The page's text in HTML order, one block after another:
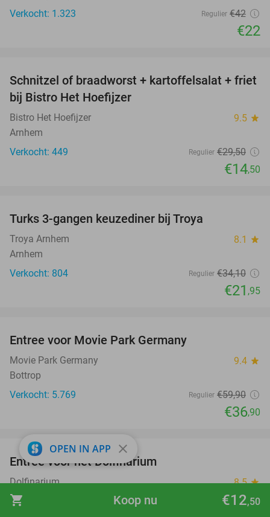
shopping_cart €12,50
Koop nu
Verkocht: 1.323
Regulier €42
€22
51%
Schnitzel of braadworst + kartoffelsalat + friet
bij Bistro Het Hoefijzer
Bistro Het Hoefijzer 9.5 star
Arnhem
Verkocht: 449
Regulier €29,50
€14,50
Turks 3-gangen keuzediner bij Troya
Troya Arnhem 8.1 star
Arnhem
Verkocht: 804
Regulier €34,10
€21 ,95
Entree voor Movie Park Germany
Movie Park Germany 9.4 star
Bottrop
Verkocht: 5.769
Regulier €59,90
€36,90
Entree voor het Dolfinarium
Dolfinarium 8.5star
Harderwijk
OPEN IN APP close